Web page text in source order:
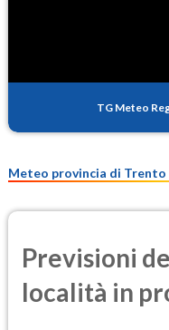
PM25
TG Meteo
Meteo provincia di Trento
Previsioni
località in